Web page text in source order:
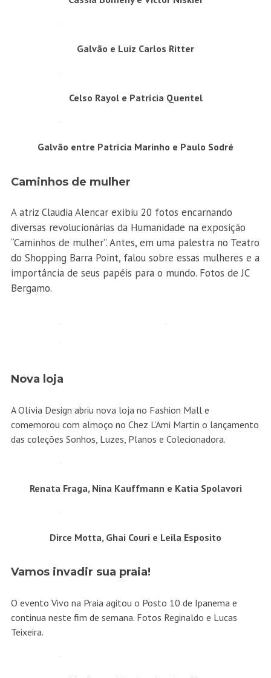
Galvão e Luiz Carlos Ritter
Celso Rayol e Patrícia Quentel
Galvão entre Patrícia Marinho e Paulo Sodré
Caminhos de mulher
A atriz Claudia Alencar exibiu 20 fotos encarnando
diversas revolucionárias da Humanidade na exposição
“Caminhos de mulher”. Antes, em uma palestra no Teatro
do Shopping Barra Point, falou sobre essas mulheres e a
importância de seus papéis para o mundo. Fotos de JC
Bergamo.
Nova loja
A Olívia Design abriu nova loja no Fashion Mall e
comemorou com almoço no Chez L’Ami Martin o lançamento
das coleções Sonhos, Luzes, Planos e Colecionadora.
Renata Fraga, Nina Kauffmann e Katia Spolavori
Dirce Motta, Ghai Couri e Leila Esposito
Vamos invadir sua praia!
O evento Vivo na Praia agitou o Posto 10 de Ipanema e
continua neste fim de semana. Fotos Reginaldo e Lucas
Teixeira.